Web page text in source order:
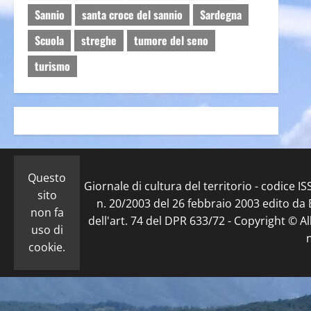
Sannio
santa croce del sannio
Sardegna
Scuola
streghe
tumore del seno
turismo
Questo
sito
non fa
uso di
cookie.
Giornale di cultura del territorio - codice
n. 20/2003 del 26 febbraio 2003 edito da
dell'art. 74 del DPR 633/72 - Copyright ©